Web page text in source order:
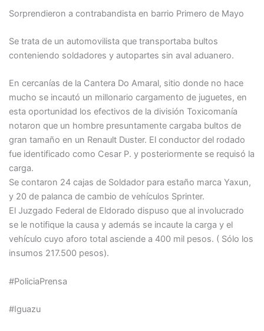
Sorprendieron a contrabandista en barrio Primero de Mayo
Se trata de un automovilista que transportaba bultos
conteniendo soldadores y autopartes sin aval aduanero.
En cercanías de la Cantera Do Amaral, sitio donde no hace
mucho se incautó un millonario cargamento de juguetes, en
esta oportunidad los efectivos de la división Toxicomanía
notaron que un hombre presuntamente cargaba bultos de
gran tamaño en un Renault Duster. El conductor del rodado
fue identificado como Cesar P. y posteriormente se requisó la
carga.
Se contaron 24 cajas de Soldador para estaño marca Yaxun,
y 20 de palanca de cambio de vehículos Sprinter.
El Juzgado Federal de Eldorado dispuso que al involucrado
se le notifique la causa y además se incaute la carga y el
vehículo cuyo aforo total asciende a 400 mil pesos. ( Sólo los
insumos 217.500 pesos).
#PoliciaPrensa
#Iguazu